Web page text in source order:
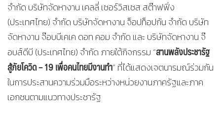
จำกัด บริษัทจัดหางาน เคลลี่ เซอร์วิสเซส สต๊าฟฟิ่ง
(ประเทศไทย) จำกัด บริษัทจัดหางาน จ็อปท็อปกัน จำกัด บริษัท
จัดหางาน จ๊อบบีเคเค ดอท คอม จำกัด และ บริษัทจัดหางาน จ๊
อบส์ดีบี (ประเทศไทย) จำกัด ภายใต้กิจกรรม “สานพลังประชารัฐ
สู้ภัยโควิด – 19 เพื่อคนไทยมีงานทำ” ที่ได้แสดงเจตนารมณ์ร่วมกัน
ในการประสานความร่วมมือระหว่างหน่วยงานภาครัฐและภาค
เอกชนตามแนวทางประชารัฐ